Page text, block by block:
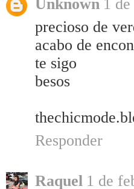
Unknown 1
precioso de
acabo de
te sigo
besos
Responder
Raquel 1 de